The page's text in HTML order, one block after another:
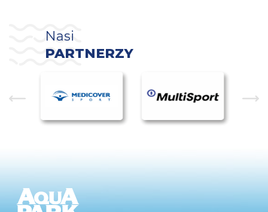
Nasi
PARTNERZY